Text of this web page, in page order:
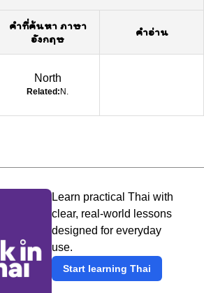
คำที่ค้นหา ภาษา
อังกฤษ
คำอ่าน
North
Related:N.
Learn practical Thai with
clear, real-world lessons
designed for everyday
use.
Start learning Thai